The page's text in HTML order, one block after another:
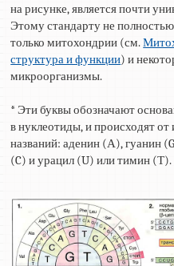
на рисунке, является почти
Этому стандарту не
только митохондрии (см.
структура и функции) и
микроорганизмы.
* Эти буквы обозначают
в нуклеотиды, и происходят от
названий: аденин (А), гуанин
(C) и урацил (U) или тимин (Т).